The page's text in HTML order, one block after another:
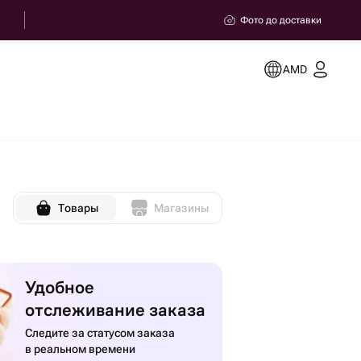
Фото до доставки
AMD
Товары Магазины
Удобное
отслеживание заказа
Следите за статусом заказа
в реальном времени